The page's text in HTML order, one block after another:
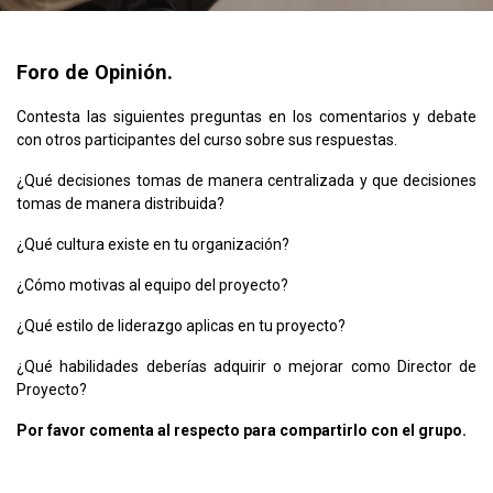
Foro de Opinión.
Contesta las siguientes preguntas en los comentarios y debate
con otros participantes del curso sobre sus respuestas.
¿Qué decisiones tomas de manera centralizada y que decisiones
tomas de manera distribuida?
¿Qué cultura existe en tu organización?
¿Cómo motivas al equipo del proyecto?
¿Qué estilo de liderazgo aplicas en tu proyecto?
¿Qué habilidades deberías adquirir o mejorar como Director de
Proyecto?
Por favor comenta al respecto para compartirlo con el grupo.